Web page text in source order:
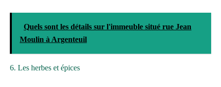
Quels sont les détails sur l'immeuble situé rue Jean
Moulin à Argenteuil
6. Les herbes et épices